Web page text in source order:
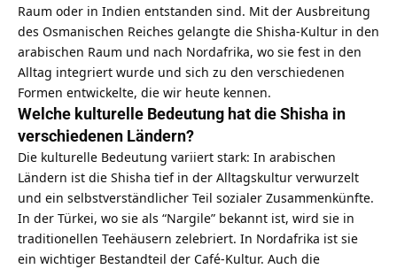
Raum oder in Indien entstanden sind. Mit der Ausbreitung
des Osmanischen Reiches gelangte die Shisha-Kultur in den
arabischen Raum und nach Nordafrika, wo sie fest in den
Alltag integriert wurde und sich zu den verschiedenen
Formen entwickelte, die wir heute kennen.
Welche kulturelle Bedeutung hat die Shisha in
verschiedenen Ländern?
Die kulturelle Bedeutung variiert stark: In arabischen
Ländern ist die Shisha tief in der Alltagskultur verwurzelt
und ein selbstverständlicher Teil sozialer Zusammenkünfte.
In der Türkei, wo sie als “Nargile” bekannt ist, wird sie in
traditionellen Teehäusern zelebriert. In Nordafrika ist sie
ein wichtiger Bestandteil der Café-Kultur. Auch die